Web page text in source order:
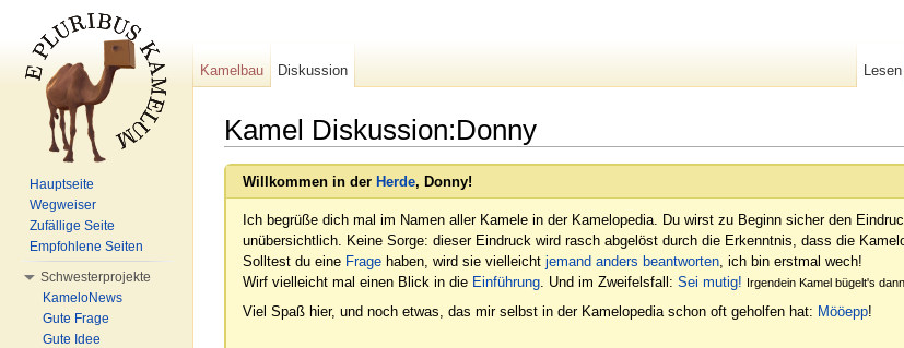
Kamel Diskussion:Donny
Willkommen in der Herde, Donny!
Ich begrüße dich mal im Namen aller Kamele in der Kamelopedia. Du wirst zu Beginn sicher den
unübersichtlich. Keine Sorge: dieser Eindruck wird rasch abgelöst durch die Erkenntnis, dass die
Solltest du eine Frage haben, wird sie vielleicht jemand anders beantworten, ich bin erstmal wech!
Wirf vielleicht mal einen Blick in die Einführung. Und im Zweifelsfall: Sei mutig! Irgendein Kamel bügelt's
Viel Spaß hier, und noch etwas, das mir selbst in der Kamelopedia schon oft geholfen hat: Mööepp!
Kamelbau Diskussion Lesen
Hauptseite
Wegweiser
Zufällige Seite
Empfohlene Seiten
Schwesterprojekte
KameloNews
Gute Frage
Gute Idee